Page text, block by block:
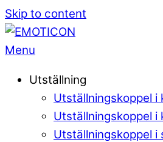
Skip to content
Menu
Utställning
Utställningskoppel i
Utställningskoppel i
Utställningskoppel i